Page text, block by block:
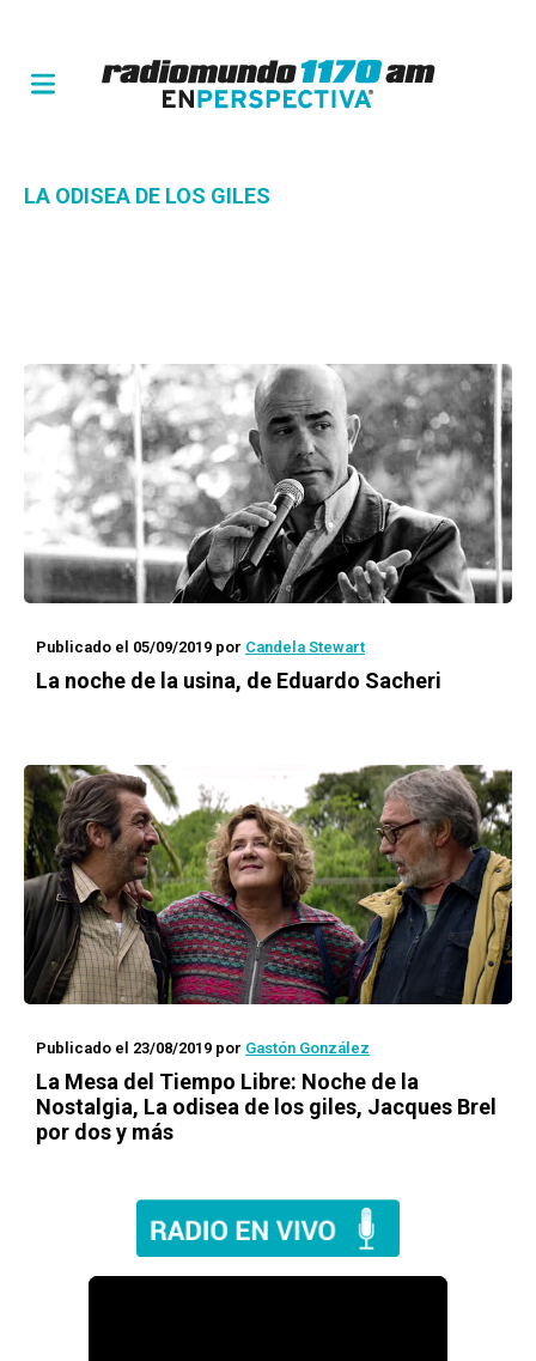
LA ODISEA DE LOS GILES
Publicado el 05/09/2019 por Candela Stewart
La noche de la usina, de Eduardo Sacheri
Publicado el 23/08/2019 por Gastón González
La Mesa del Tiempo Libre: Noche de la
Nostalgia, La odisea de los giles, Jacques Brel
por dos y más